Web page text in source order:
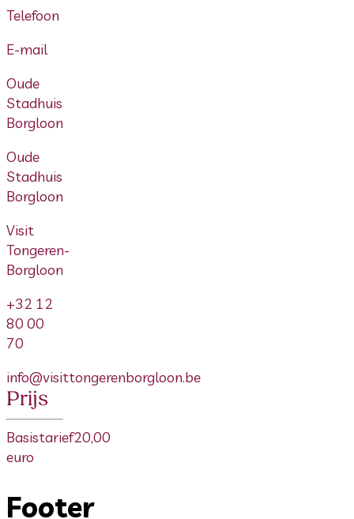
Telefoon
E-mail
Oude
Stadhuis
Borgloon
Oude
Stadhuis
Borgloon
Visit
Tongeren-
Borgloon
+32 12
80 00
70
info@visittongerenborgloon.be
Prijs
Basistarief20,00
euro
Footer